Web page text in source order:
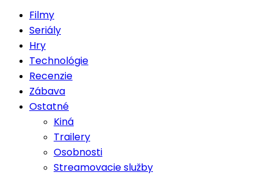
Filmy
Seriály
Hry
Technológie
Recenzie
Zábava
Ostatné
Kiná
Trailery
Osobnosti
Streamovacie služby